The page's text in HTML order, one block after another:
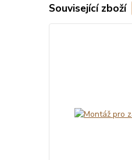
Související zboží